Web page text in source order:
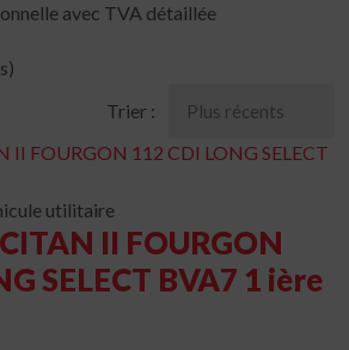
avec TVA détaillée
Trier :
utilitaire
II FOURGON
SELECT BVA7 1 ière